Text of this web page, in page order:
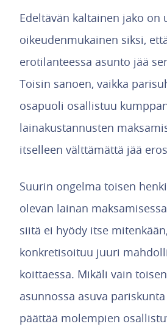
Edeltävän kaltainen jako on
oikeudenmukainen siksi,
erotilanteessa asunto jää
Toisin sanoen, vaikka
osapuoli osallistuu
lainakustannusten
itselleen välttämättä jää
Suurin ongelma toisen
olevan lainan
siitä ei hyödy itse
konkretisoituu juuri
koittaessa. Mikäli vain
asunnossa asuva
päättää molempien